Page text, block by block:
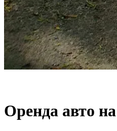
Оренда авто на